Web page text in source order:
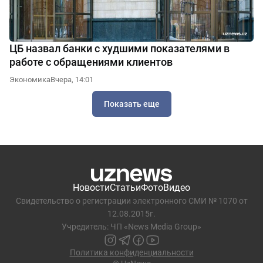
ЦБ назвал банки с худшими показателями в
работе с обращениями клиентов
ЭкономикаВчера, 14:01
Показать еще
НовостиСтатьиФотоВидео
Свидетельство о регистрации электронного СМИ № 1070 от
12.08.2015г.
Учредитель: ЧП «News Media Group»
Политика конфиденциальности